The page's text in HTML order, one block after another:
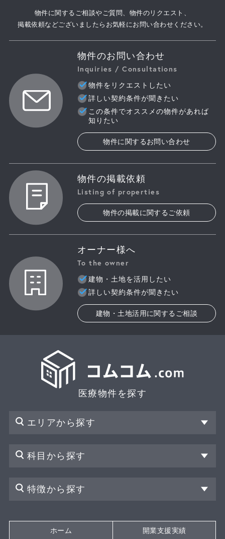
物件に関するご相談やご質問、物件のリクエスト、
掲載依頼などございましたらお気軽にお問い合わせください。
物件のお問い合わせ
Inquiries / Consultations
物件をリクエストしたい
詳しい契約条件が聞きたい
この条件でオススメの物件があれば
知りたい
物件に関するお問い合わせ
物件の掲載依頼
Listing of properties
物件の掲載に関するご依頼
オーナー様へ
To the owner
建物・土地を活用したい
詳しい契約条件が聞きたい
建物・土地活用に関するご相談
医療物件を探す
エリアから探す
科目から探す
特徴から探す
ホーム 開業支援実績